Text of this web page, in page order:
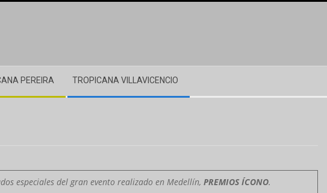
PEREIRA TROPICANA VILLAVICENCIO
especiales del gran evento realizado en Medellín, PREMIOS ÍCONO.